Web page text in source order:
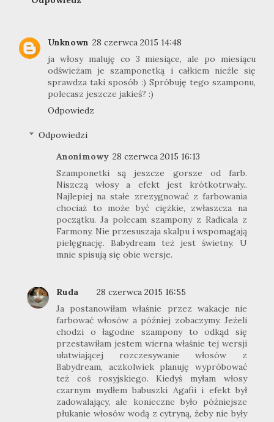
Unknown 28 czerwca 2015 14:48
ja włosy maluję co 3 miesiące, ale po miesiącu
odświeżam je szamponetką i całkiem nieźle się
sprawdza taki sposób :) Spróbuję tego szamponu,
polecasz jeszcze jakieś? :)
Odpowiedz
Odpowiedzi
Anonimowy 28 czerwca 2015 16:13
Szamponetki są jeszcze gorsze od farb.
Niszczą włosy a efekt jest krótkotrwały..
Najlepiej na stałe zrezygnować z farbowania
chociaż to może być ciężkie, zwłaszcza na
początku. Ja polecam szampony z Radicala z
Farmony. Nie przesuszaja skalpu i wspomagają
pielęgnację. Babydream też jest świetny. U
mnie spisują się obie wersje.
Ruda
28 czerwca 2015 16:55
Ja postanowiłam właśnie przez wakacje nie
farbować włosów a później zobaczymy. Jeżeli
chodzi o łagodne szampony to odkąd się
przestawiłam jestem wierna właśnie tej wersji
ułatwiającej rozczesywanie włosów z
Babydream, aczkolwiek planuję wypróbować
też coś rosyjskiego. Kiedyś myłam włosy
czarnym mydłem babuszki Agafii i efekt był
zadowalający, ale konieczne było późniejsze
płukanie włosów wodą z cytryną, żeby nie były